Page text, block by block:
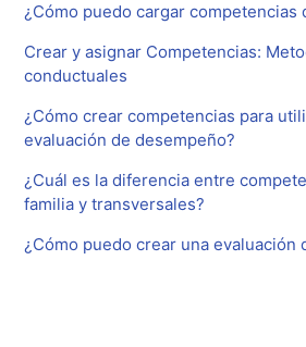
¿Cómo puedo cargar competencias
Crear y asignar Competencias:
conductuales
¿Cómo crear competencias para
evaluación de desempeño?
¿Cuál es la diferencia entre
familia y transversales?
¿Cómo puedo crear una evaluación